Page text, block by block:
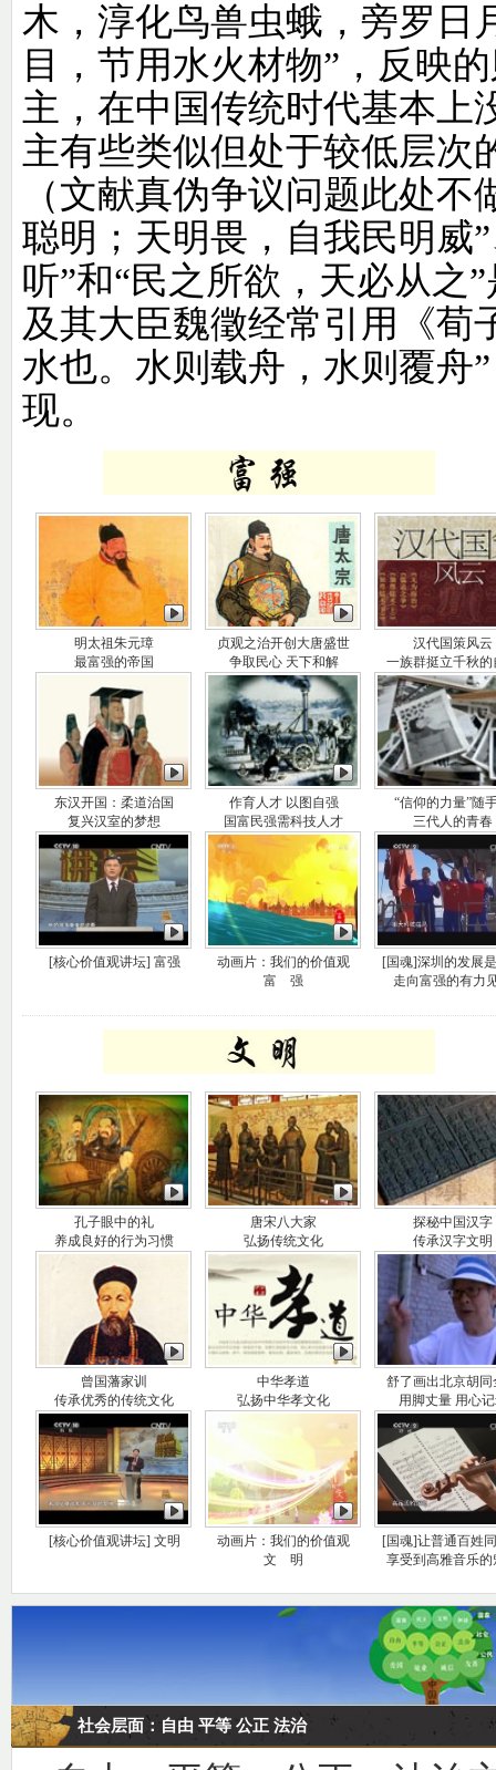
木，淳化鸟兽虫蛾，旁罗日
目，节用水火材物”，反映
主，在中国传统时代基本上
主有些类似但处于较低层次
（文献真伪争议问题此处
聪明；天明畏，自我民明威
听”和“民之所欲，天必从之
及其大臣魏徵经常引用《荀
水也。水则载舟，水则覆舟
现。
明太祖朱元璋
最富强的帝国
贞观之治开创大唐盛世
争取民心 天下和解
汉代国策风云
一族群挺立千秋的
东汉开国：柔道治国
复兴汉室的梦想
作育人才 以图自强
国富民强需科技人才
“信仰的力量”随
三代人的青春
[核心价值观讲坛] 富强
动画片：我们的价值观
富 强
[国魂]深圳的发展
走向富强的有力
孔子眼中的礼
养成良好的行为习惯
唐宋八大家
弘扬传统文化
探秘中国汉字
传承汉字文明
曾国藩家训
传承优秀的传统文化
中华孝道
弘扬中华孝文化
舒了画出北京胡同
用脚丈量 用心
[核心价值观讲坛] 文明
动画片：我们的价值观
文 明
[国魂]让普通百姓
享受到高雅音乐的
社会层面：自由 平等 公正 法治